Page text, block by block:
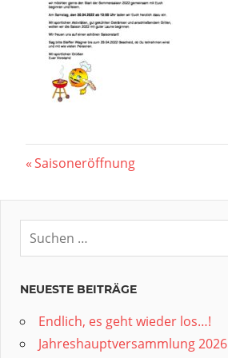
Beitragsnavigation
Vorheriger
Saisoneröffnung
NEUESTE BEITRÄGE
Endlich, es geht wieder los…!
Jahreshauptversammlung 2026